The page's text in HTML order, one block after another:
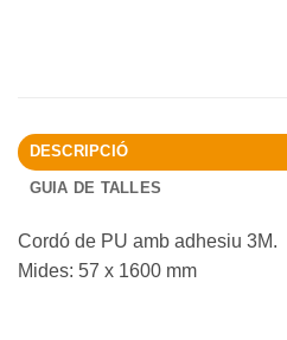
DESCRIPCIÓ
GUIA DE TALLES
Cordó de PU amb adhesiu 3M.
Mides: 57 x 1600 mm